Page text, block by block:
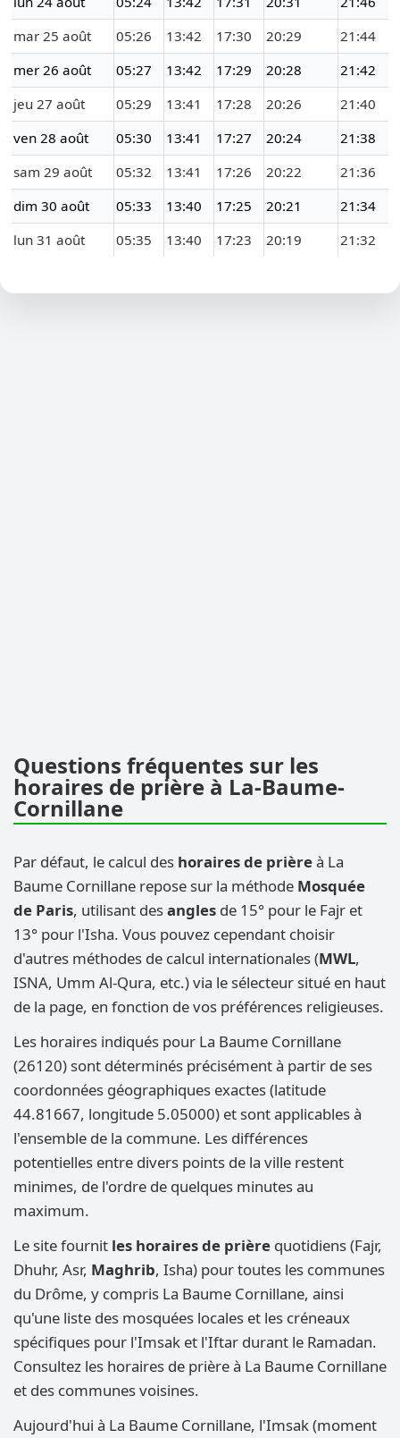
mar 25 août
05:26 13:42 17:30 20:29
21:44
mer 26 août
05:27 13:42 17:29 20:28
21:42
jeu 27 août
05:29 13:41 17:28 20:26
21:40
ven 28 août
05:30 13:41 17:27 20:24
21:38
sam 29 août
05:32 13:41 17:26 20:22
21:36
dim 30 août
05:33 13:40 17:25 20:21
21:34
lun 31 août
05:35 13:40 17:23 20:19 21:32
Questions fréquentes sur les
horaires de prière à La-Baume-
Cornillane
Par défaut, le calcul des horaires de prièreà La
Baume Cornillane repose sur la méthode Mosquée
de Paris, utilisant desangles de 15° pour le Fajr et
13° pour l'Isha. Vous pouvez cependant choisir
d'autres méthodes de calcul internationales (MWL,
ISNA, Umm Al-Qura, etc.) via le sélecteur situé en haut
de la page, en fonction de vos préférences religieuses.
Les horaires indiqués pour La Baume Cornillane
(26120) sont déterminés précisément à partir de ses
coordonnées géographiques exactes (latitude
44.81667, longitude 5.05000) et sont applicables à
l'ensemble de la commune. Les différences
potentielles entre divers points de la ville restent
minimes, de l'ordre de quelques minutes au
maximum.
Le site fournit les horaires de prière quotidiens (Fajr,
Dhuhr, Asr, Maghrib, Isha) pour toutes les communes
du Drôme, y compris La Baume Cornillane, ainsi
qu'une liste des mosquées locales et les créneaux
spécifiques pour l'Imsak et l'Iftar durant le Ramadan.
Consultez les horaires de prière à La Baume Cornillane
et des communes voisines.
Aujourd'hui à La Baume Cornillane, l'Imsak (moment